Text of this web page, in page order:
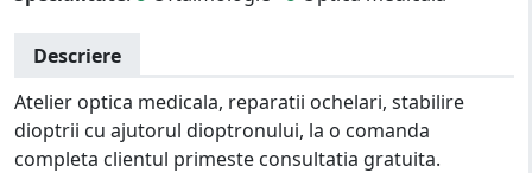
Descriere
Atelier optica medicala, reparatii ochelari, stabilire
dioptrii cu ajutorul dioptronului, la o comanda
completa clientul primeste consultatia gratuita.